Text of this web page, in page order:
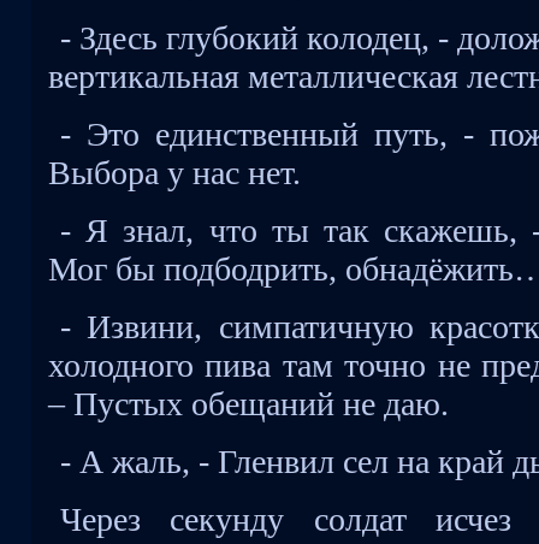
- Здесь глубокий колодец, -
вертикальная металлическая
- Это единственный путь, -
Выбора у нас нет.
- Я знал, что ты так скажешь,
Мог бы подбодрить,
- Извини, симпатичную
холодного пива там точно не
– Пустых обещаний не даю.
- А жаль, - Гленвил сел на край
Через секунду солдат